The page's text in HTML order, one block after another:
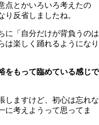
点とかいろいろ考えたの
り反省しましたね。
に「自分だけが背負うのは
は楽しく踊れるようになり
もって臨めている感じで
ますけど、初心は忘れな
に考えようって思ってま